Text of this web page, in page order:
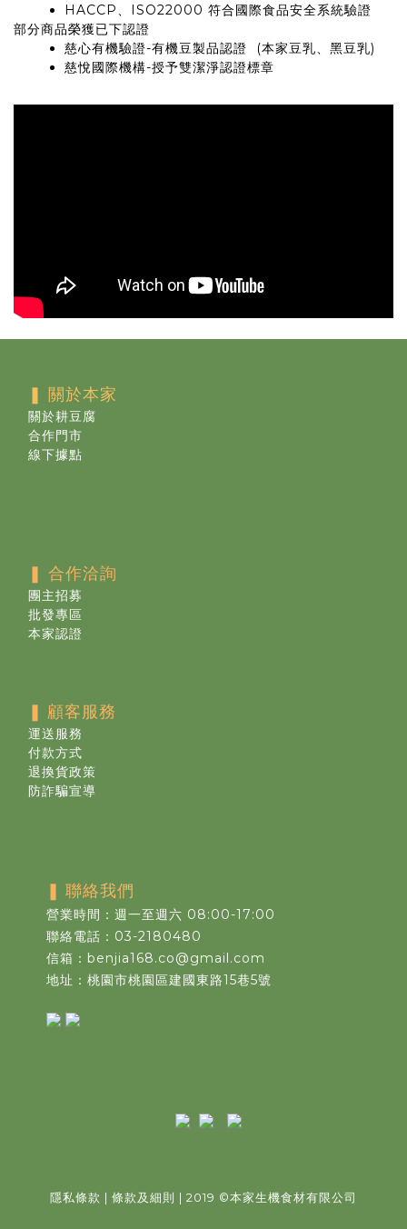
HACCP、ISO22000 符合國際食品安全系統驗證
部分商品榮獲已下認證
慈心有機驗證-有機豆製品認證 (本家豆乳、黑豆乳)
慈悅國際機構-授予雙潔淨認證標章
❚ 關於本家
關於耕豆腐
合作門市
線下據點
❚ 合作洽詢
團主招募
批發專區
本家認證
❚ 顧客服務
運送服務
付款方式
退換貨政策
防詐騙宣導
❚ 聯絡我們
營業時間：週一至週六 08:00-17:00
聯絡電話：03-2180480
信箱：benjia168.co@gmail.com
地址：桃園市桃園區建國東路15巷5號
隱私條款 | 條款及細則 | 2019 ©本家生機食材有限公司